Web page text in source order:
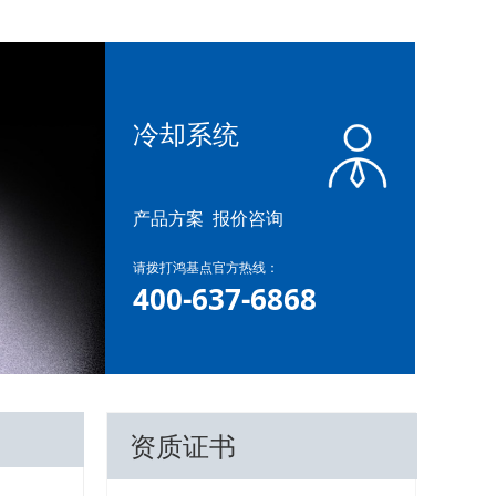
冷却系统
产品方案 报价咨询
请拨打鸿基点官方热线：
400-637-6868
资质证书